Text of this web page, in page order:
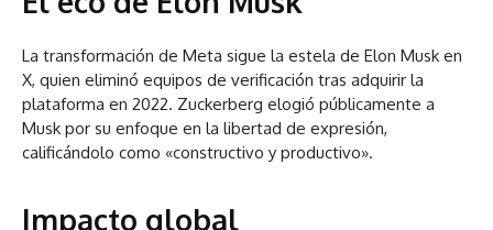
La transformación de Meta sigue la estela de Elon Musk en
X, quien eliminó equipos de verificación tras adquirir la
plataforma en 2022. Zuckerberg elogió públicamente a
Musk por su enfoque en la libertad de expresión,
calificándolo como «constructivo y productivo».
Impacto global